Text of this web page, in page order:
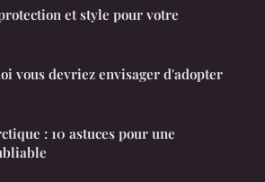
et style pour votre
vous devriez envisager d'adopter
: 10 astuces pour une